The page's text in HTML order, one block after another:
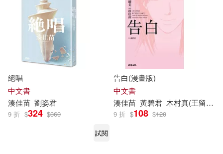
絕唱
中文書
湊佳苗 劉姿君
9 折 $324 $360
試閱
告白(漫畫版)
中文書
湊佳苗 黃碧君 木村真(王留)美
9 折 $108 $120